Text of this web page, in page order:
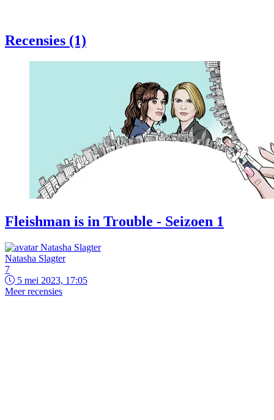
Recensies (1)
Fleishman is in Trouble - Seizoen 1
Natasha Slagter
7
5 mei 2023, 17:05
Meer recensies